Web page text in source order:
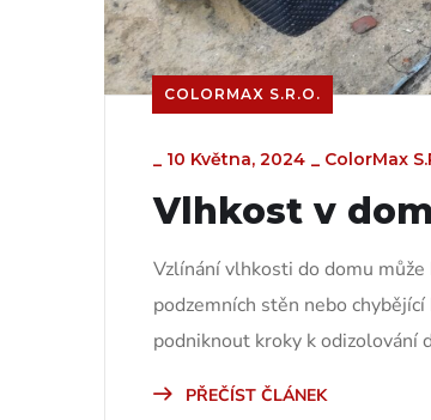
COLORMAX S.R.O.
_ 10 Května, 2024 _ ColorMax
Vlhkost v
Vzlínání vlhkosti do domu
podzemních stěn nebo
podniknout kroky k odizolování
PŘEČÍST ČLÁNEK